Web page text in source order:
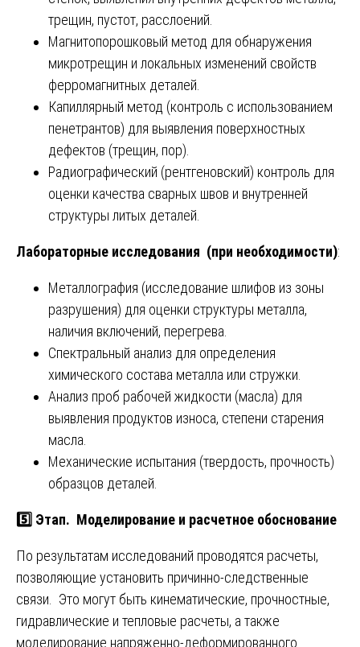
трещин, пустот, расслоений.
Магнитопорошковый метод для обнаружения
микротрещин и локальных изменений свойств
ферромагнитных деталей.
Капиллярный метод (контроль с использованием
пенетрантов) для выявления поверхностных
дефектов (трещин, пор).
Радиографический (рентгеновский) контроль для
оценки качества сварных швов и внутренней
структуры литых деталей.
Лабораторные исследования (при необходимости):
Металлография (исследование шлифов из зоны
разрушения) для оценки структуры металла,
наличия включений, перегрева.
Спектральный анализ для определения
химического состава металла или стружки.
Анализ проб рабочей жидкости (масла) для
выявления продуктов износа, степени старения
масла.
Механические испытания (твердость, прочность)
образцов деталей.
5️⃣ Этап. Моделирование и расчетное обоснование
По результатам исследований проводятся расчеты,
позволяющие установить причинно-следственные
связи. Это могут быть кинематические, прочностные,
гидравлические и тепловые расчеты, а также
моделирование напряженно-деформированного